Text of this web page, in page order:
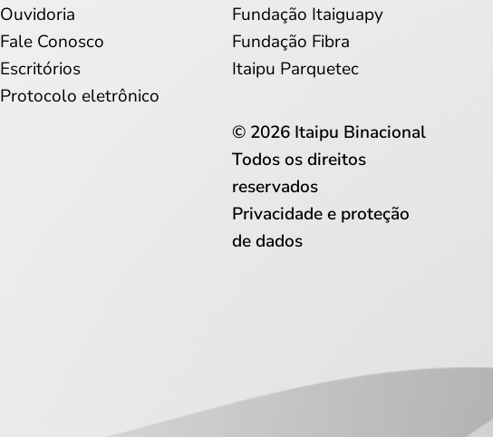
Ouvidoria
Fale Conosco
Escritórios
Protocolo eletrônico
Fundação Itaiguapy
Fundação Fibra
Itaipu Parquetec
© 2026 Itaipu Binacional
Todos os direitos
reservados
Privacidade e proteção
de dados